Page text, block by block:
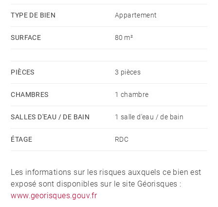
TYPE DE BIEN Appartement
SURFACE 80 m²
PIÈCES 3 pièces
CHAMBRES 1 chambre
SALLES D'EAU / DE BAIN 1 salle d'eau / de bain
ÉTAGE RDC
Les informations sur les risques auxquels ce bien est
exposé sont disponibles sur le site Géorisques :
www.georisques.gouv.fr